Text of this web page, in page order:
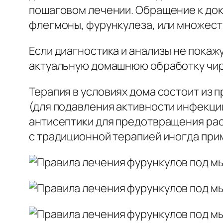
пошаговом лечении. Обращение к
флегмоны, фурункулеза, или
Если диагностика и анализы не
актуальную домашнюю обработку
Терапия в условиях дома состоит
(для подавления активности
антисептики для предотвращения
с традиционной терапией иногда